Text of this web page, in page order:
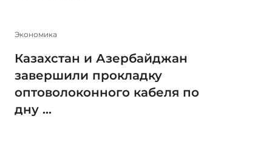
Экономика
Казахстан и Азербайджан
завершили прокладку
оптоволоконного кабеля по
дну ...